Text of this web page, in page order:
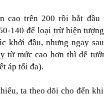
cao trên 200 rồi bắt đầu
140 để loại trừ hiện
khởi đầu, nhưng ngay
từ mức cao hơn thì dễ
áp tối đa).
ta theo dõi cho đến